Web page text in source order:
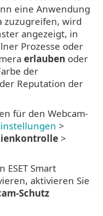
eine Anwendung
zuzugreifen, wird
angezeigt, in
Prozesse oder
erlauben oder
der
Reputation der
für den Webcam-
>
>
ESET Smart
aktivieren Sie
Schutz